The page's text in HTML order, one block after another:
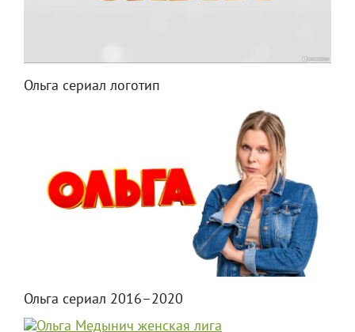
Ольга сериал логотип
Ольга сериал 2016–2020